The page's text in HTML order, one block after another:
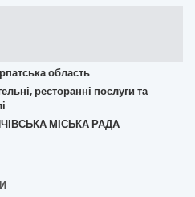
область
ресторанні послуги та
МІСЬКА РАДА